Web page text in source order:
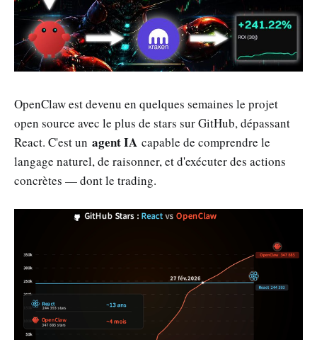
OpenClaw est devenu en quelques semaines le projet
open source avec le plus de stars sur GitHub, dépassant
React. C'est un agent IA capable de comprendre le
langage naturel, de raisonner, et d'exécuter des actions
concrètes — dont le trading.